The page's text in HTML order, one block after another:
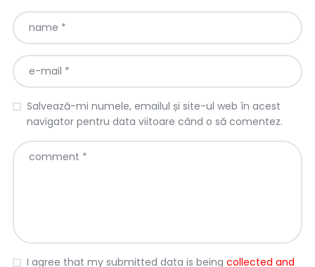
Salvează-mi numele, emailul și site-ul web în acest
navigator pentru data viitoare când o să comentez.
I agree that my submitted data is being collected and